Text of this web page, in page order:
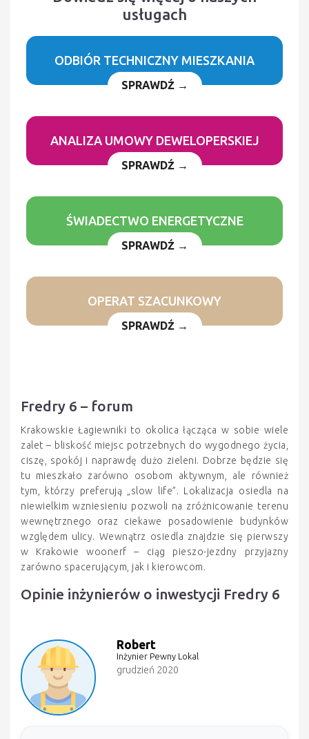
usługach
ODBIÓR TECHNICZNY MIESZKANIA
SPRAWDŹ →
ANALIZA UMOWY DEWELOPERSKIEJ
SPRAWDŹ →
ŚWIADECTWO ENERGETYCZNE
SPRAWDŹ →
OPERAT SZACUNKOWY
SPRAWDŹ →
Fredry 6 – forum
Krakowskie Łagiewniki to okolica łącząca w sobie wiele
zalet – bliskość miejsc potrzebnych do wygodnego życia,
ciszę, spokój i naprawdę dużo zieleni. Dobrze będzie się
tu mieszkało zarówno osobom aktywnym, ale również
tym, którzy preferują „slow life”. Lokalizacja osiedla na
niewielkim wzniesieniu pozwoli na zróżnicowanie terenu
wewnętrznego oraz ciekawe posadowienie budynków
względem ulicy. Wewnątrz osiedla znajdzie się pierwszy
w Krakowie woonerf – ciąg pieszo-jezdny przyjazny
zarówno spacerującym, jak i kierowcom.
Opinie inżynierów o inwestycji Fredry 6
Robert
Inżynier Pewny Lokal
grudzień 2020